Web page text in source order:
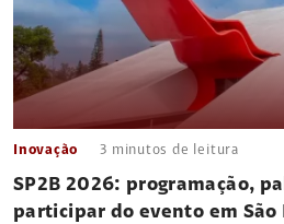
Inovação 3 minutos de leitura
SP2B 2026: programação,
participar do evento em São